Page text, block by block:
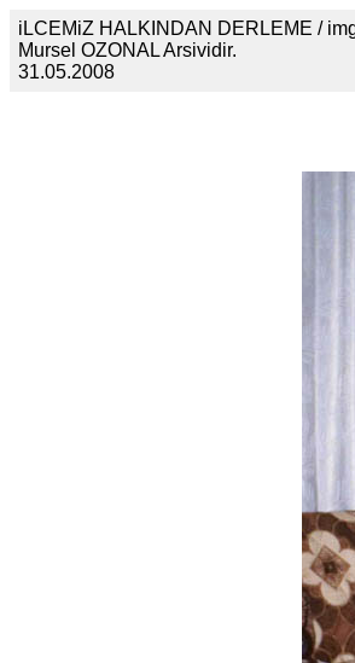
iLCEMiZ HALKINDAN DERLEME /
Mursel OZONAL Arsividir.
31.05.2008